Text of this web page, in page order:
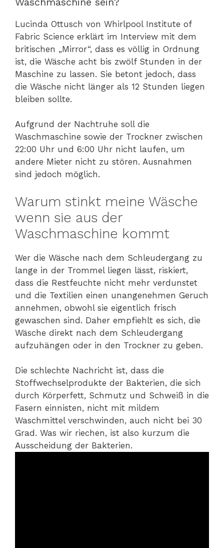
Lucinda Ottusch von Whirlpool Institute of
Fabric Science erklärt im Interview mit dem
britischen „Mirror“, dass es völlig in Ordnung
ist, die Wäsche acht bis zwölf Stunden in der
Maschine zu lassen. Sie betont jedoch, dass
die Wäsche nicht länger als 12 Stunden liegen
bleiben sollte.
Aufgrund der Nachtruhe soll die
Waschmaschine sowie der Trockner zwischen
22:00 Uhr und 6:00 Uhr nicht laufen, um
andere Mieter nicht zu stören. Ausnahmen
sind jedoch möglich.
Warum stinkt meine Wäsche
wenn sie aus der
Waschmaschine kommt
Wer die Wäsche nach dem Schleudergang zu
lange in der Trommel liegen lässt, riskiert,
dass die Restfeuchte nicht mehr verdunstet
und die Textilien einen unangenehmen Geruch
annehmen, obwohl sie eigentlich frisch
gewaschen sind. Daher empfiehlt es sich, die
Wäsche direkt nach dem Schleudergang
aufzuhängen oder in den Trockner zu geben.
Die schlechte Nachricht ist, dass die
Stoffwechselprodukte der Bakterien, die sich
durch Körperfett, Schmutz und Schweiß in die
Fasern einnisten, nicht mit mildem
Waschmittel verschwinden, auch nicht bei 30
Grad. Was wir riechen, ist also kurzum die
Ausscheidung der Bakterien.